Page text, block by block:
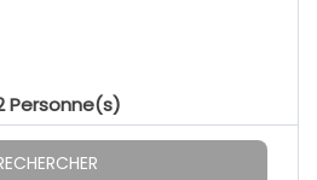
Personne(s)